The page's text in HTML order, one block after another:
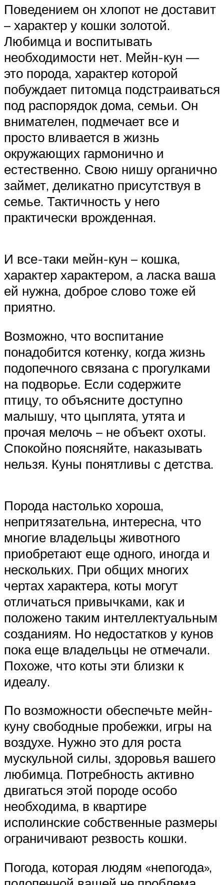
Поведением он хлопот не доставит
– характер у кошки золотой.
Любимца и воспитывать
необходимости нет. Мейн-кун —
это порода, характер которой
побуждает питомца подстраиваться
под распорядок дома, семьи. Он
внимателен, подмечает все и
просто вливается в жизнь
окружающих гармонично и
естественно. Свою нишу органично
займет, деликатно присутствуя в
семье. Тактичность у него
практически врожденная.
И все-таки мейн-кун – кошка,
характер характером, а ласка ваша
ей нужна, доброе слово тоже ей
приятно.
Возможно, что воспитание
понадобится котенку, когда жизнь
подопечного связана с прогулками
на подворье. Если содержите
птицу, то объясните доступно
малышу, что цыплята, утята и
прочая мелочь – не объект охоты.
Спокойно поясняйте, наказывать
нельзя. Куны понятливы с детства.
Порода настолько хороша,
непритязательна, интересна, что
многие владельцы животного
приобретают еще одного, иногда и
нескольких. При общих многих
чертах характера, коты могут
отличаться привычками, как и
положено таким интеллектуальным
созданиям. Но недостатков у кунов
пока еще владельцы не отмечали.
Похоже, что коты эти близки к
идеалу.
По возможности обеспечьте мейн-
куну свободные пробежки, игры на
воздухе. Нужно это для роста
мускульной силы, здоровья вашего
любимца. Потребность активно
двигаться этой породе особо
необходима, в квартире
исполинские собственные размеры
ограничивают резвость кошки.
Погода, которая людям «непогода»,